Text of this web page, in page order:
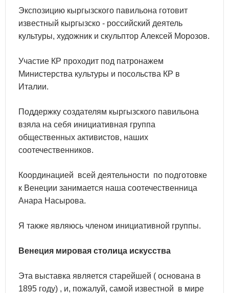
Экспозицию кыргызского павильона готовит
известный кыргызско - российский деятель
культуры, художник и скульптор Алексей Морозов.
Участие КР проходит под патронажем
Министерства культуры и посольства КР в
Италии.
Поддержку создателям кыргызского павильона
взяла на себя инициативная группа
общественных активистов, наших
соотечественников.
Координацией всей деятельности по подготовке
к Венеции занимается наша соотечественница
Анара Насырова.
Я также являюсь членом инициативной группы.
Венеция мировая столица искусства
Эта выставка является старейшей ( основана в
1895 году) , и, пожалуй, самой известной в мире